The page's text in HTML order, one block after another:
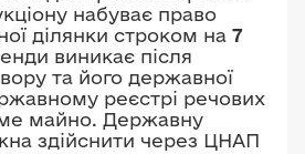
набуває право
ділянки строком на 7
виникає після
та його державної
реєстрі речових
майно. Державну
здійснити через ЦНАП